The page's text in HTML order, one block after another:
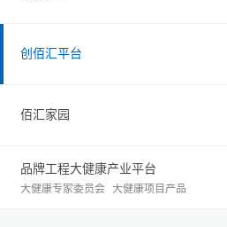
创佰汇平台
佰汇家园
品牌工程大健康产业平台
大健康专家委员会 大健康项目产品